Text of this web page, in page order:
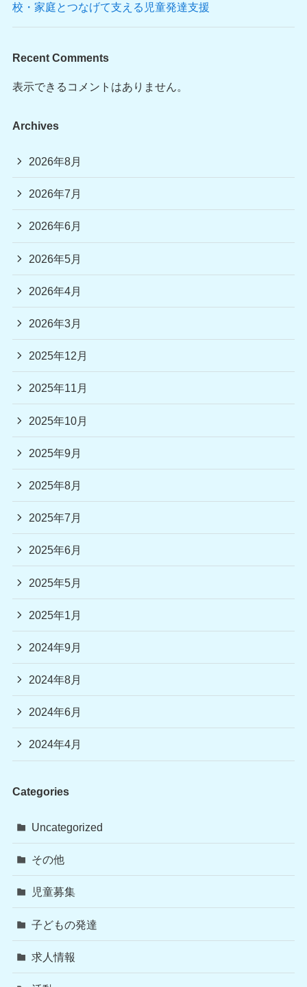
校・家庭とつなげて支える児童発達支援
Recent Comments
表示できるコメントはありません。
Archives
2026年8月
2026年7月
2026年6月
2026年5月
2026年4月
2026年3月
2025年12月
2025年11月
2025年10月
2025年9月
2025年8月
2025年7月
2025年6月
2025年5月
2025年1月
2024年9月
2024年8月
2024年6月
2024年4月
Categories
Uncategorized
その他
児童募集
子どもの発達
求人情報